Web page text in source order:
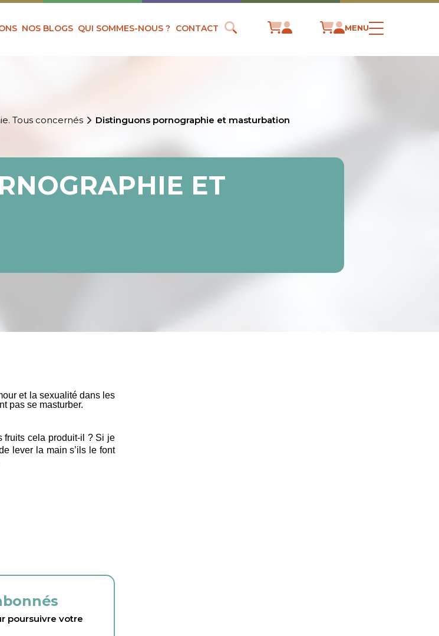
NOS BLOGS QUI SOMMES-NOUS ? CONTACT MENU
Tous concernés Distinguons pornographie et masturbation
ET
et la sexualité dans les
pas se masturber.
fruits cela produit-il ? Si je
lever la main s’ils le font
poursuivre votre